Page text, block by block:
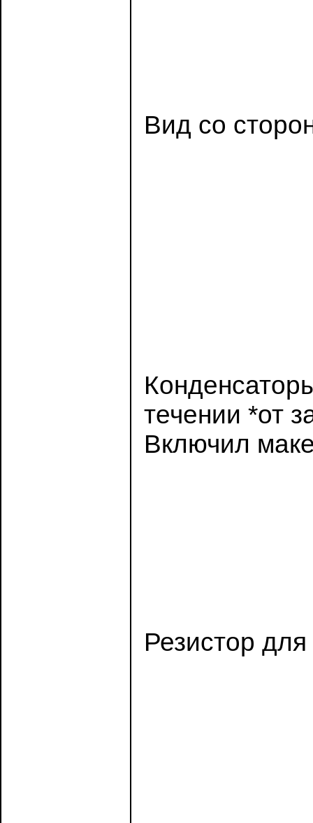
Вид со
течении *от
Включил
Резистор